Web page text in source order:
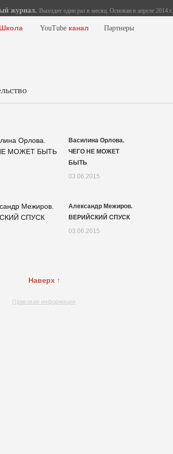
журнал. Выходит один раз в месяц. Основан в апреле 2014 г.
Школа YouTube канал Партнеры
Василина Орлова.
ЧЕГО НЕ МОЖЕТ
БЫТЬ
03.06.2015
Александр Межиров.
ВЕРИЙСКИЙ СПУСК
03.06.2015
Наверх ↑
Правовая информация